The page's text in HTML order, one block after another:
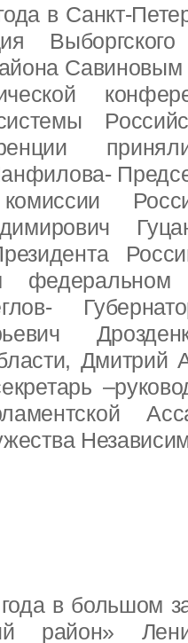
в Санкт-
Савиновым
комиссии
федеральном
Дмитрий
в большом
район»